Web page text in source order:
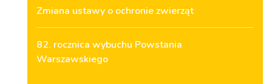
Zmiana ustawy o ochronie zwierząt
82. rocznica wybuchu Powstania
Warszawskiego